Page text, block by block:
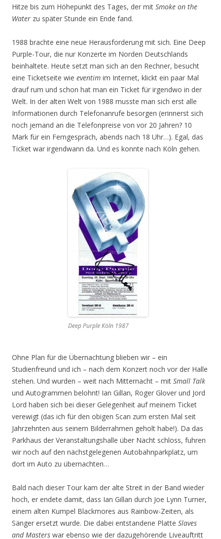
Hitze bis zum Höhepunkt des Tages, der mit Smoke on the
Water zu später Stunde ein Ende fand.
1988 brachte eine neue Herausforderung mit sich. Eine Deep
Purple-Tour, die nur Konzerte im Norden Deutschlands
beinhaltete. Heute setzt man sich an den Rechner, besucht
eine Ticketseite wie eventim im Internet, klickt ein paar Mal
drauf rum und schon hat man ein Ticket für irgendwo in der
Welt. In der alten Welt von 1988 musste man sich erst alle
Informationen durch Telefonanrufe besorgen (erinnerst sich
noch jemand an die Telefonpreise von vor 20 Jahren? 10
Mark für ein Ferngespräch, abends nach 18 Uhr…). Egal, das
Ticket war irgendwann da. Und es konnte nach Köln gehen.
Deep Purple Köln 1987
Ohne Plan für die Übernachtung blieben wir – ein
Studienfreund und ich – nach dem Konzert noch vor der Halle
stehen. Und wurden – weit nach Mitternacht – mit Small Talk
und Autogrammen belohnt! Ian Gillan, Roger Glover und Jord
Lord haben sich bei dieser Gelegenheit auf meinem Ticket
verewigt (das ich für den obigen Scan zum ersten Mal seit
Jahrzehnten aus seinem Bilderrahmen geholt habe!). Da das
Parkhaus der Veranstaltungshalle über Nacht schloss, fuhren
wir noch auf den nächstgelegenen Autobahnparkplatz, um
dort im Auto zu übernachten…
Bald nach dieser Tour kam der alte Streit in der Band wieder
hoch, er endete damit, dass Ian Gillan durch Joe Lynn Turner,
einem alten Kumpel Blackmores aus Rainbow-Zeiten, als
Sänger ersetzt wurde. Die dabei entstandene Platte Slaves
and Masters war ebenso wie der dazugehörende Liveauftritt